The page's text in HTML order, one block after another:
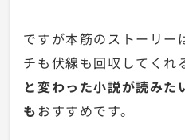
ですが本筋のストーリー
チも伏線も回収してくれ
と変わった小説が読みた
もおすすめです。